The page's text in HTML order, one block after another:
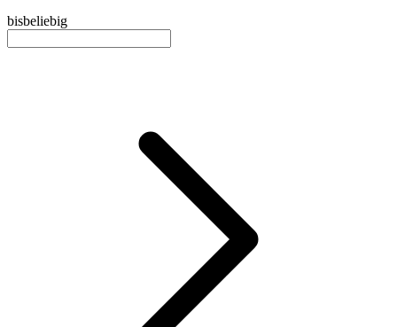
bisbeliebig